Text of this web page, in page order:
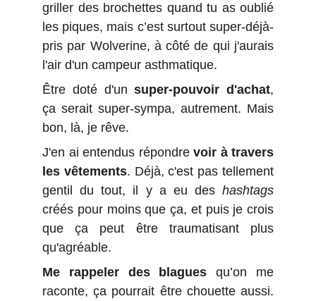
griller des brochettes quand tu as oublié
les piques, mais c’est surtout super-déjà-
pris par Wolverine, à côté de qui j'aurais
l'air d'un campeur asthmatique.
Être doté d'unsuper-pouvoir d'achat,
ça serait super-sympa, autrement. Mais
bon, là, je rêve.
J'en ai entendus répondre voir à travers
les vêtements. Déjà, c'est pas tellement
gentil du tout, il y a eu des hashtags
créés pour moins que ça, et puis je crois
que ça peut être traumatisant plus
qu'agréable.
Me rappeler des blagues qu’on me
raconte, ça pourrait être chouette aussi.